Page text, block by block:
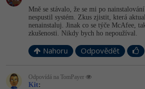
Copywriter
WordPress specialista
Algoritmy -41%
Umělá inteligence (AI)
Time management
Windows
Mně se stávalo, že se mi po
nespustil systém. Zkus zjistit, která
nenainstaluj. Jinak co se týče McAfee,
zkušenosti. Nikdy bych ho nepoužíval.
Nahoru Odpovědět
Odpovídá na TomPayer
Kit: